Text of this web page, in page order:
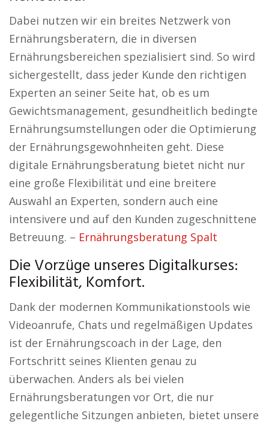
Dabei nutzen wir ein breites Netzwerk von
Ernährungsberatern, die in diversen
Ernährungsbereichen spezialisiert sind. So wird
sichergestellt, dass jeder Kunde den richtigen
Experten an seiner Seite hat, ob es um
Gewichtsmanagement, gesundheitlich bedingte
Ernährungsumstellungen oder die Optimierung
der Ernährungsgewohnheiten geht. Diese
digitale Ernährungsberatung bietet nicht nur
eine große Flexibilität und eine breitere
Auswahl an Experten, sondern auch eine
intensivere und auf den Kunden zugeschnittene
Betreuung. – Ernährungsberatung Spalt
Die Vorzüge unseres Digitalkurses:
Flexibilität, Komfort.
Dank der modernen Kommunikationstools wie
Videoanrufe, Chats und regelmäßigen Updates
ist der Ernährungscoach in der Lage, den
Fortschritt seines Klienten genau zu
überwachen. Anders als bei vielen
Ernährungsberatungen vor Ort, die nur
gelegentliche Sitzungen anbieten, bietet unsere